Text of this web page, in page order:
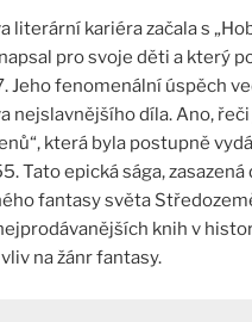
literární kariéra začala s
pro svoje děti a který
Jeho fenomenální úspěch
nejslavnějšího díla. Ano,
která byla postupně
Tato epická sága, zasazená
fantasy světa
knih v
na žánr fantasy.